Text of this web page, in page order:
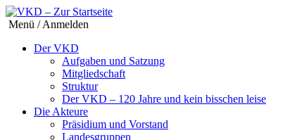
Menü / Anmelden
Der VKD
Aufgaben und Satzung
Mitgliedschaft
Struktur
Der VKD – 120 Jahre und kein bisschen leise
Die Akteure
Präsidium und Vorstand
Landesgruppen